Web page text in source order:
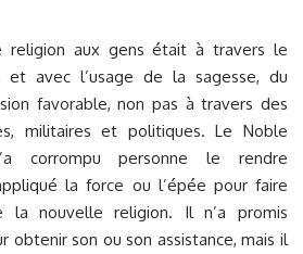
religion aux gens était à travers le
et avec l’usage de la sagesse, du
favorable, non pas à travers des
militaires et politiques. Le Noble
corrompu personne le rendre
la force ou l’épée pour faire
la nouvelle religion. Il n’a promis
obtenir son ou son assistance, mais il